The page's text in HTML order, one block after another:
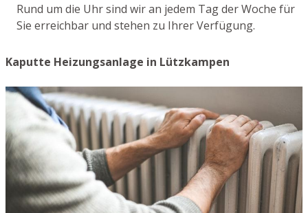
Rund um die Uhr sind wir an jedem Tag der Woche für
Sie erreichbar und stehen zu Ihrer Verfügung.
Kaputte Heizungsanlage in Lützkampen